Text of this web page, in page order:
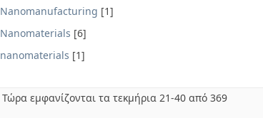
Nanomanufacturing [1]
Nanomaterials [6]
nanomaterials [1]
Τώρα εμφανίζονται τα τεκμήρια 21-40 από 369